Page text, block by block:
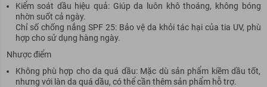
Kiểm soát dầu hiệu quả: Giúp da luôn khô thoáng, không bóng
nhờn suốt cả ngày.
Chỉ số chống nắng SPF 25: Bảo vệ da khỏi tác hại của tia UV, phù
hợp cho sử dụng hàng ngày.
Nhược điểm
Không phù hợp cho da quá dầu: Mặc dù sản phẩm kiềm dầu tốt,
nhưng với làn da quá dầu, có thể cần thêm sản phẩm hỗ trợ.